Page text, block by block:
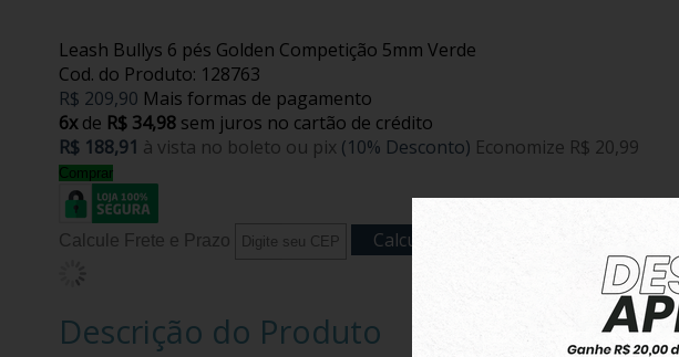
Leash Bullys 6 pés Golden Competição 5mm Verde
Cod. do Produto: 128763
R$ 209,90 Mais formas de pagamento
6xde R$ 34,98 sem juros no cartão de crédito
R$ 188,91 à vista no boleto ou pix (10% Desconto) Economize R$ 20,99
Comprar
Calcule Frete e Prazo
Descrição do Produto